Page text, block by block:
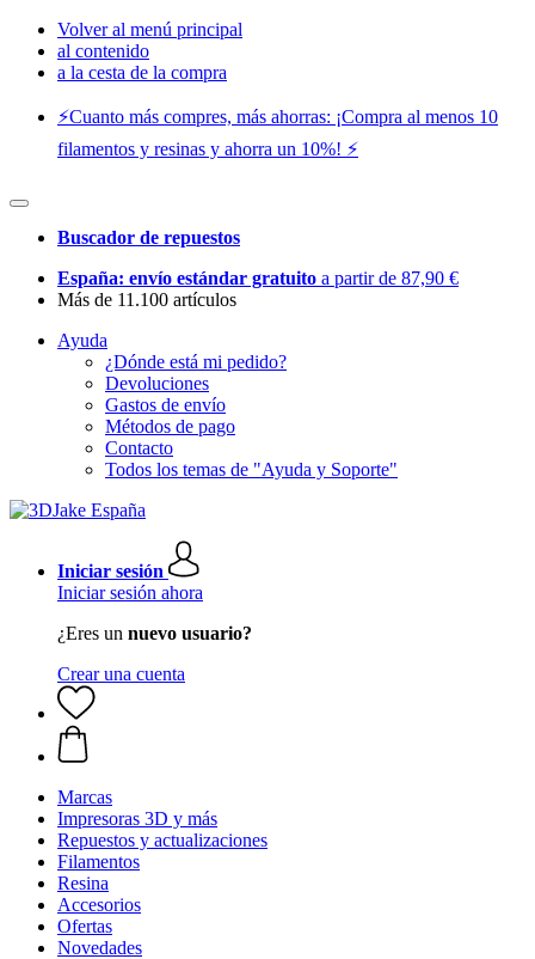
Volver al menú principal
al contenido
a la cesta de la compra
⚡️Cuanto más compres, más ahorras: ¡Compra al menos 10
filamentos y resinas y ahorra un 10%! ⚡️
Buscador de repuestos
España: envío estándar gratuito a partir de 87,90 €
Más de 11.100 artículos
Ayuda
¿Dónde está mi pedido?
Devoluciones
Gastos de envío
Métodos de pago
Contacto
Todos los temas de "Ayuda y Soporte"
Iniciar sesión
Iniciar sesión ahora
¿Eres un nuevo usuario?
Crear una cuenta
Marcas
Impresoras 3D y más
Repuestos y actualizaciones
Filamentos
Resina
Accesorios
Ofertas
Novedades